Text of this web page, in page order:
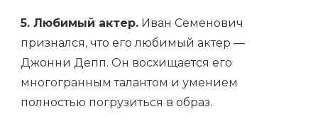
5. Любимый актер. Иван Семенович
признался, что его любимый актер —
Джонни Депп. Он восхищается его
многогранным талантом и умением
полностью погрузиться в образ.